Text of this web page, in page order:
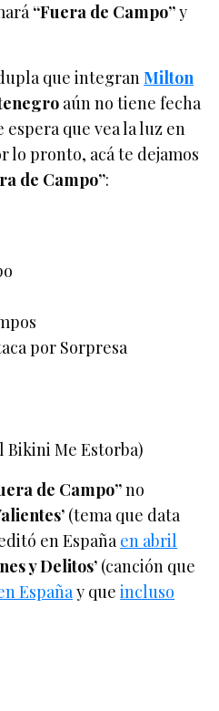
“Fuera de Campo”y
que integranMilton
aún no tiene fecha
que vea la luz en
lo pronto, acá te dejamos
de Campo”:
por Sorpresa
Bikini Me Estorba)
de Campo”no
(tema que data
en Españaen abril
y Delitos’ (canción que
Españay queincluso